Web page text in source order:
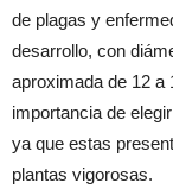
de plagas y
desarrollo, con
aproximada de 12 a
importancia de
ya que estas
plantas vigorosas.